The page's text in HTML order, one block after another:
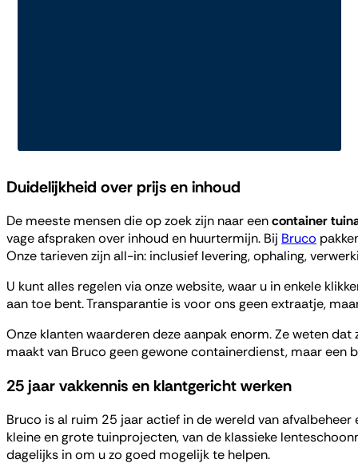
Duidelijkheid over prijs en inhoud
De meeste mensen die op zoek zijn naar eencontainer
vage afspraken over inhoud en huurtermijn. Bij Bruco
Onze tarieven zijn all-in: inclusief levering, ophaling,
U kunt alles regelen via onze website, waar u in enkele
aan toe bent. Transparantie is voor ons geen extraatje,
Onze klanten waarderen deze aanpak enorm. Ze weten
maakt van Bruco geen gewone containerdienst, maar
25 jaar vakkennis en klantgericht werken
Bruco is al ruim 25 jaar actief in de wereld van
kleine en grote tuinprojecten, van de klassieke
dagelijks in om u zo goed mogelijk te helpen.